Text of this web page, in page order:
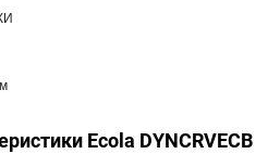
Ecola DYNCRVECB